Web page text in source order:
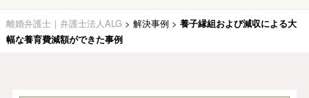
離婚弁護士｜弁護士法人ALG > 解決事例 > 養子縁組および減収による大
幅な養育費減額ができた事例